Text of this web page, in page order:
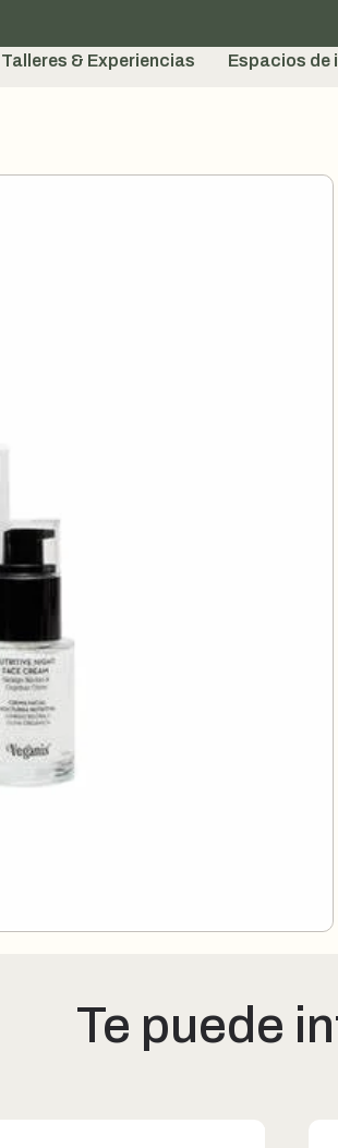
Talleres & Experiencias Espacios de
Te puede